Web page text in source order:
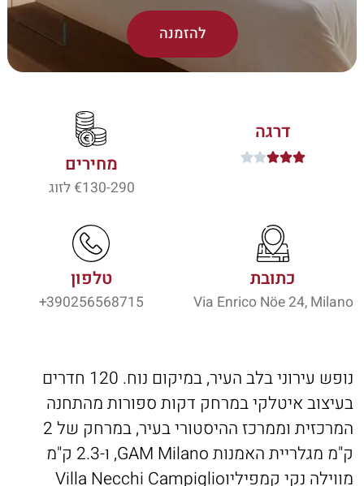
להזמנה
דרגה




 מחירים
130-290€ לזוג
כתובת
Via Enrico Nöe 24, Milano
טלפון
390256568715+
נופש עירוני בלב העיר, במיקום נוח. 120 חדרים
בעיצוב איטלקי במרחק דקות ספורות מהתחנה
המרכזית וממרכז ההיסטורי בעיר, במרחק של 2
ק"מ מגלריית האמנות GAM Milano, ו-2.3 ק"מ
מווילה נקי קמפיליוVilla Necchi Campiglio